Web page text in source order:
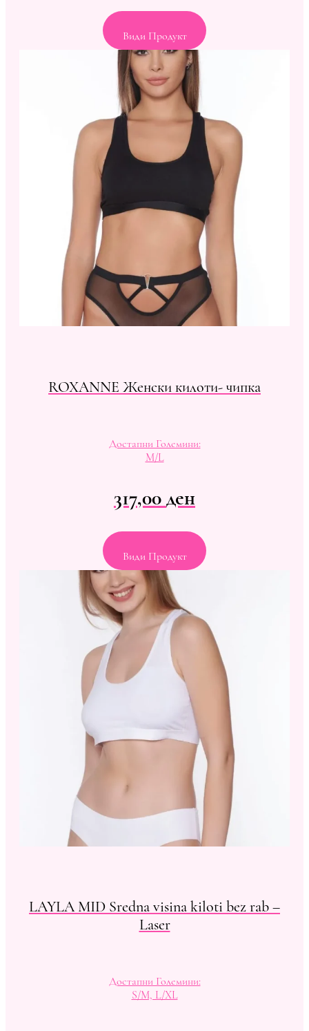
Види Продукт
ROXANNE Женски килоти- чипка
Достапни Големини:
M/L
317,00ден
Види Продукт
LAYLA MID Sredna visina kiloti bez rab –
Laser
Достапни Големини:
S/M, L/XL